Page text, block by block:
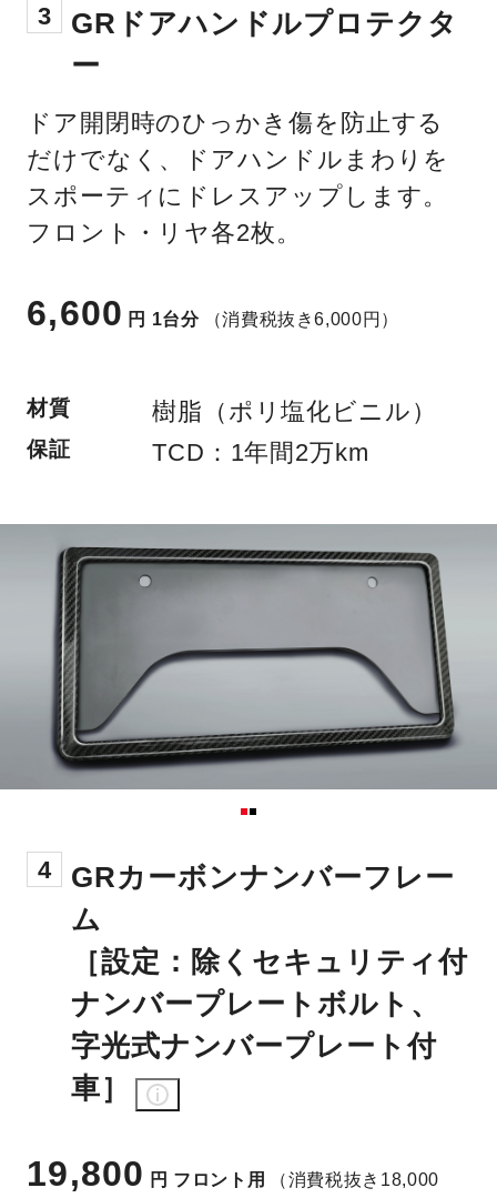
3
GRドアハンドルプロテクタ
ー
ドア開閉時のひっかき傷を防止する
だけでなく、ドアハンドルまわりを
スポーティにドレスアップします。
フロント・リヤ各2枚。
6,600 円 1台分 （消費税抜き6,000円）
材質 樹脂（ポリ塩化ビニル）
保証 TCD：1年間2万km
4
GRカーボンナンバーフレー
ム
［設定：除くセキュリティ付
ナンバープレートボルト、
字光式ナンバープレート付
車］
19,800 円 フロント用 （消費税抜き18,000